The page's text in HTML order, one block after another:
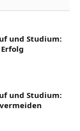
und Studium:
und Studium: